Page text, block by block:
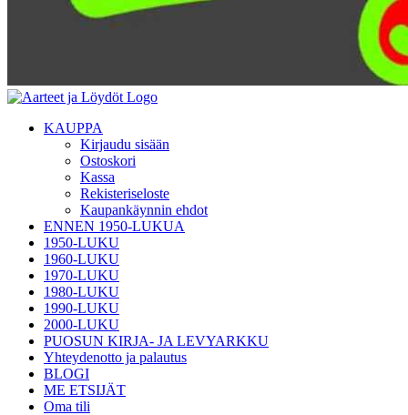
KAUPPA
Kirjaudu sisään
Ostoskori
Kassa
Rekisteriseloste
Kaupankäynnin ehdot
ENNEN 1950-LUKUA
1950-LUKU
1960-LUKU
1970-LUKU
1980-LUKU
1990-LUKU
2000-LUKU
PUOSUN KIRJA- JA LEVYARKKU
Yhteydenotto ja palautus
BLOGI
ME ETSIJÄT
Oma tili